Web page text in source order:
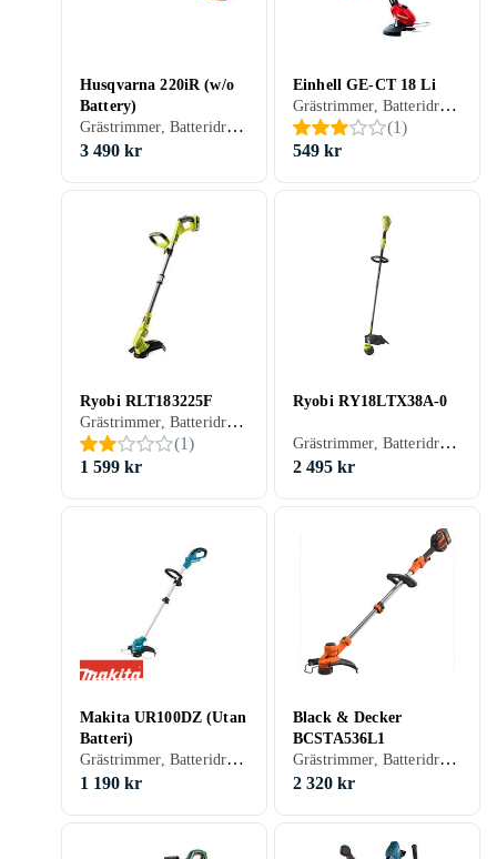
Husqvarna 220iR (w/o
Battery)
Grästrimmer, Batteridriven
3 490 kr
Einhell GE-CT 18 Li
Grästrimmer, Batteridriven
(1)
549 kr
Ryobi RLT183225F
Grästrimmer, Batteridriven
(1)
1 599 kr
Ryobi RY18LTX38A-0
Grästrimmer, Batteridriven
2 495 kr
Makita UR100DZ (Utan
Batteri)
Grästrimmer, Batteridriven
1 190 kr
Black & Decker
BCSTA536L1
Grästrimmer, Batteridriven
2 320 kr